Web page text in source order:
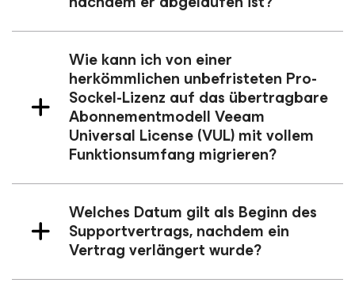
Wie kann ich von einer
herkömmlichen unbefristeten Pro-
Sockel-Lizenz auf das übertragbare
Abonnementmodell Veeam
Universal License (VUL) mit vollem
Funktionsumfang migrieren?
Welches Datum gilt als Beginn des
Supportvertrags, nachdem ein
Vertrag verlängert wurde?